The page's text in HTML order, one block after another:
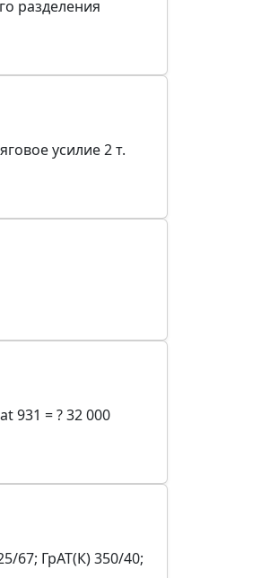
разделения
усилие 2 т.
931 = ? 32 000
67; ГрАТ(К) 350/40;